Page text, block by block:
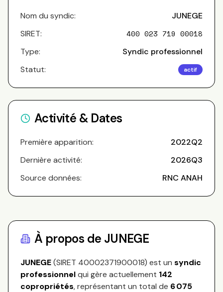
Nom du syndic:
JUNEGE
SIRET:
400 023 719 00018
Type:
Syndic professionnel
Statut:
actif
Activité & Dates
Première apparition:
2022Q2
Dernière activité:
2026Q3
Source données:
RNC ANAH
À propos de JUNEGE
JUNEGE(SIRET 40002371900018) est un syndic
professionnelqui gère actuellement 142
copropriétés, représentant un total de 6 075